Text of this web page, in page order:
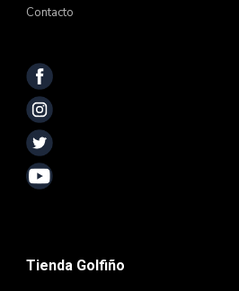
Contacto
Tienda Golfiño